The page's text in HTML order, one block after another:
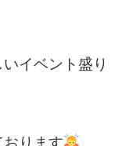
イベント盛り